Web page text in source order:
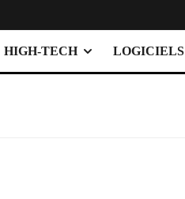
HIGH-TECH LOGICIELS